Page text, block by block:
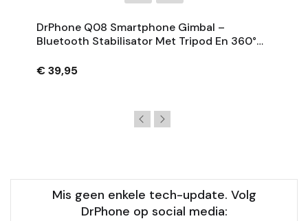
DrPhone Q08 Smartphone Gimbal –
Bluetooth Stabilisator Met Tripod En 360°
€ 39,95
Mis geen enkele tech-update. Volg
DrPhone op social media: